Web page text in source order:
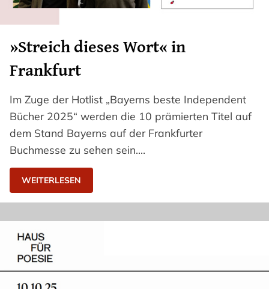
»Streich dieses Wort« in
Frankfurt
Im Zuge der Hotlist „Bayerns beste Independent
Bücher 2025“ werden die 10 prämierten Titel auf
dem Stand Bayerns auf der Frankfurter
Buchmesse zu sehen sein.…
WEITERLESEN